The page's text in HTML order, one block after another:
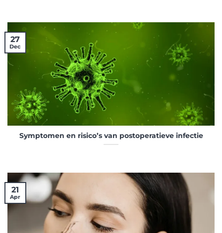
Symptomen en risico’s van postoperatieve infectie
27
Dec
21
Apr